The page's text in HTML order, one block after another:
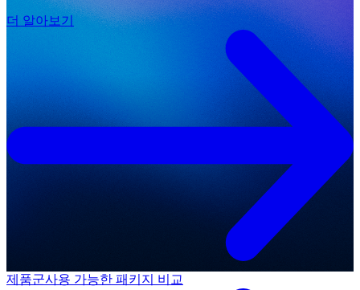
더 알아보기
제품군사용 가능한 패키지 비교